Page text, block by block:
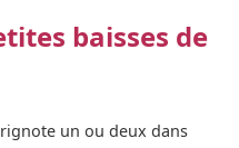
baisses de
un ou deux dans